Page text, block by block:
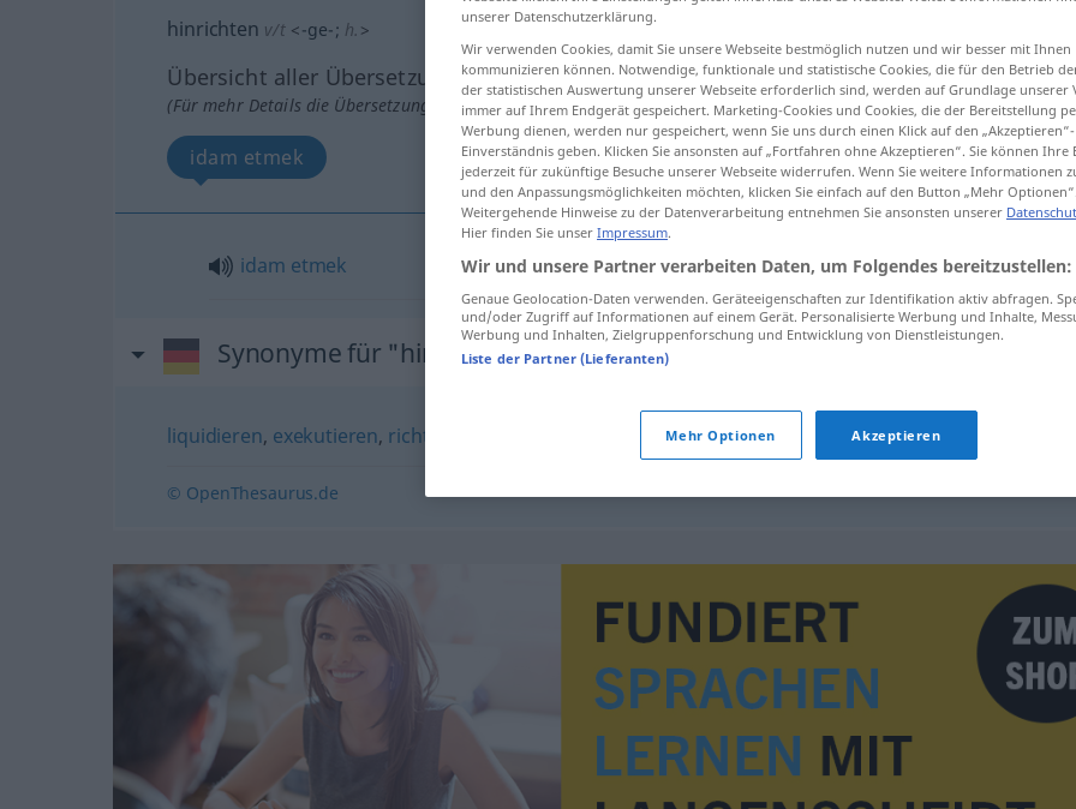
hinrichten v/t <-ge-; h. >
Übersicht aller Übersetzungen
(Für mehr Details die Übersetzung anklicken/antippen)
idam etmek
idam etmek hinrichten
Synonyme für "hinrichten"
liquidieren, exekutieren, richten
© OpenThesaurus.de
unserer Datenschutzerklärung.
Wir verwenden Cookies, damit Sie unsere Webseite bestmöglich nutzen und wir besser mit Ihnen
kommunizieren können. Notwendige, funktionale und statistische Cookies, die für den Betrieb
der statistischen Auswertung unserer Webseite erforderlich sind, werden auf Grundlage unserer
immer auf Ihrem Endgerät gespeichert. Marketing-Cookies und Cookies, die der Bereitstellung
Werbung dienen, werden nur gespeichert, wenn Sie uns durch einen Klick auf den
Einverständnis geben. Klicken Sie ansonsten auf „Fortfahren ohne Akzeptieren“. Sie können
jederzeit für zukünftige Besuche unserer Webseite widerrufen. Wenn Sie weitere Informationen
und den Anpassungsmöglichkeiten möchten, klicken Sie einfach auf den Button „Mehr
Weitergehende Hinweise zu der Datenverarbeitung entnehmen Sie ansonsten unserer
Hier finden Sie unser Impressum.
Wir und unsere Partner verarbeiten Daten, um Folgendes bereitzustellen:
Genaue Geolocation-Daten verwenden. Geräteeigenschaften zur Identifikation aktiv abfragen.
und/oder Zugriff auf Informationen auf einem Gerät. Personalisierte Werbung und Inhalte,
Werbung und Inhalten, Zielgruppenforschung und Entwicklung von Dienstleistungen.
Liste der Partner (Lieferanten)
Mehr Optionen Akzeptieren